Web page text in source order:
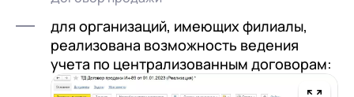
для организаций, имеющих филиалы,
реализована возможность ведения
учета по централизованным договорам: